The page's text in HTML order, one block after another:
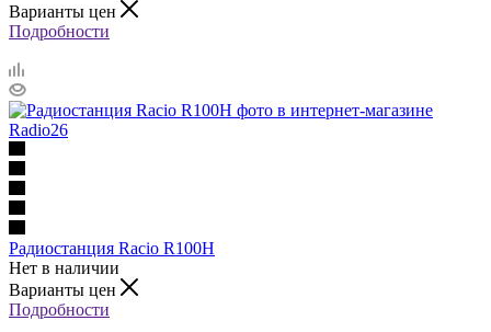
Варианты цен
Подробности
Радиостанция Racio R100H
Нет в наличии
Варианты цен
Подробности